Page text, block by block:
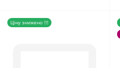
Ціну знижено !!!